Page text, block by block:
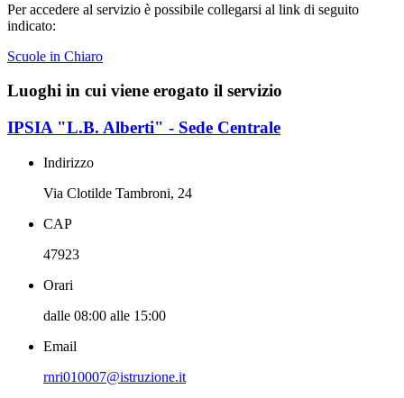
Per accedere al servizio è possibile collegarsi al link di seguito
indicato:
Scuole in Chiaro
Luoghi in cui viene erogato il servizio
IPSIA "L.B. Alberti" - Sede Centrale
Indirizzo
Via Clotilde Tambroni, 24
CAP
47923
Orari
dalle 08:00 alle 15:00
Email
rnri010007@istruzione.it